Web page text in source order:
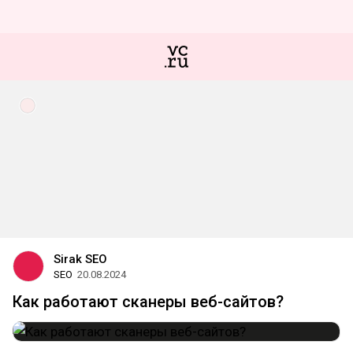
Sirak SEO
SEO 20.08.2024
Как работают сканеры веб-сайтов?